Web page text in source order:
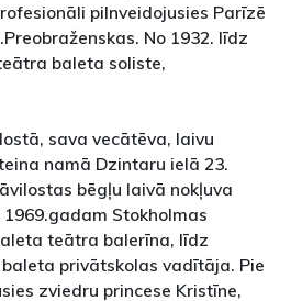
pilnveidojusies Parīzē
No 1932. līdz
baleta soliste,
sava vecātēva, laivu
namā Dzintaru ielā 23.
bēgļu laivā nokļuva
Stokholmas
teātra balerīna, līdz
privātskolas vadītāja. Pie
zviedru princese Kristīne,